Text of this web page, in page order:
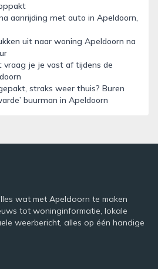
aanrijding met auto in Apeldoorn,
uit naar woning Apeldoorn na
vraag je je vast af tijdens de
straks weer thuis? Buren
buurman in Apeldoorn
wat met Apeldoorn te maken
tot woninginformatie, lokale
weerbericht, alles op één handige